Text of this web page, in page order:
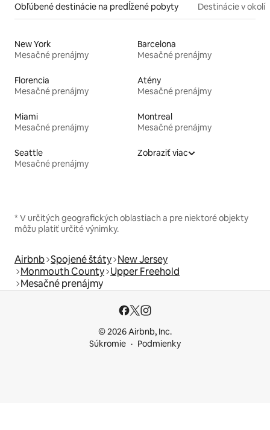
Obľúbené destinácie na predĺžené pobyty Destinácie v okolí
New York
Mesačné prenájmy
Barcelona
Mesačné prenájmy
Florencia
Mesačné prenájmy
Atény
Mesačné prenájmy
Miami
Mesačné prenájmy
Montreal
Mesačné prenájmy
Seattle
Mesačné prenájmy
Zobraziť viac
* V určitých geografických oblastiach a pre niektoré objekty
môžu platiť určité výnimky.
Airbnb Spojené štáty New Jersey
Monmouth County Upper Freehold
Mesačné prenájmy
© 2026 Airbnb, Inc.
Súkromie
Podmienky